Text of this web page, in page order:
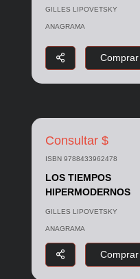
GILLES LIPOVETSKY
ANAGRAMA
Comprar
Consultar $
ISBN 9788433962478
LOS TIEMPOS
HIPERMODERNOS
GILLES LIPOVETSKY
ANAGRAMA
Comprar